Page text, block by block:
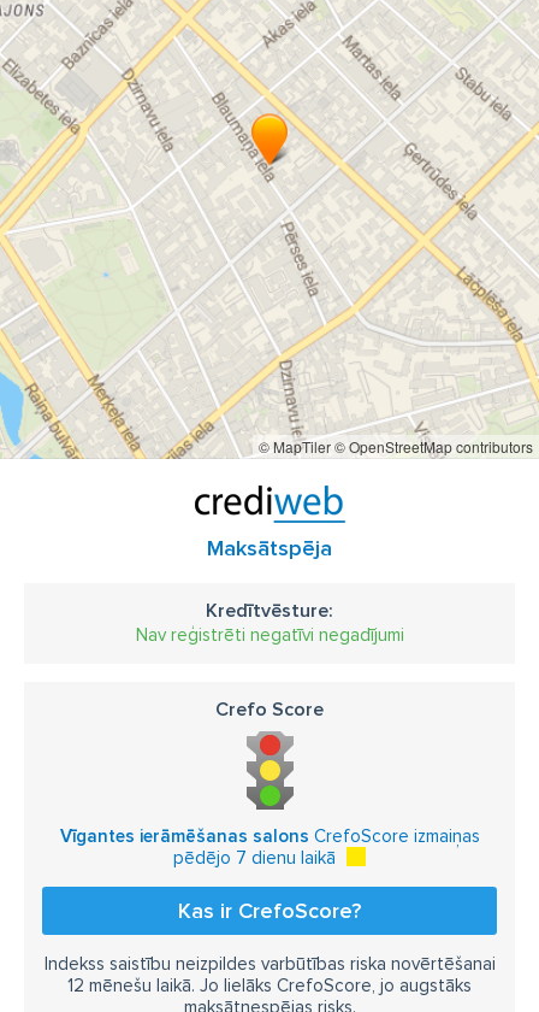
© MapTiler© OpenStreetMap contributors
Maksātspēja
Kredītvēsture:
Nav reģistrēti negatīvi negadījumi
Crefo Score
Vīgantes ierāmēšanas salons CrefoScore izmaiņas
pēdējo 7 dienu laikā
Kas ir CrefoScore?
Indekss saistību neizpildes varbūtības riska novērtēšanai
12 mēnešu laikā. Jo lielāks CrefoScore, jo augstāks
maksātnespējas risks.